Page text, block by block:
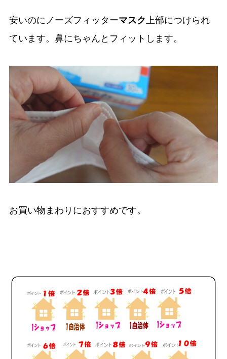
安いのにノーズフィッターマスク上部につけられ
ています。鼻にちゃんとフィットします。
お買い物まわりにおすすめです。